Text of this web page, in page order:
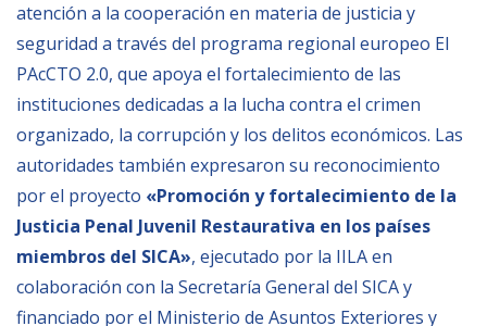
Biblioteca
Publicaciones
OPORTUNIDADES
Convocatorias
Becas
Alta Formación
Para las empresas
atención a la cooperación en materia de justicia y
seguridad a través del programa regional europeo El
PAcCTO 2.0, que apoya el fortalecimiento de las
instituciones dedicadas a la lucha contra el crimen
organizado, la corrupción y los delitos económicos. Las
autoridades también expresaron su reconocimiento
por el proyecto «Promoción y fortalecimiento de la
Justicia Penal Juvenil Restaurativa en los países
miembros del SICA», ejecutado por la IILA en
colaboración con la Secretaría General del SICA y
financiado por el Ministerio de Asuntos Exteriores y